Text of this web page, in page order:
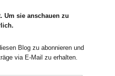
Um sie anschauen zu
Blog zu abonnieren und
via E-Mail zu erhalten.